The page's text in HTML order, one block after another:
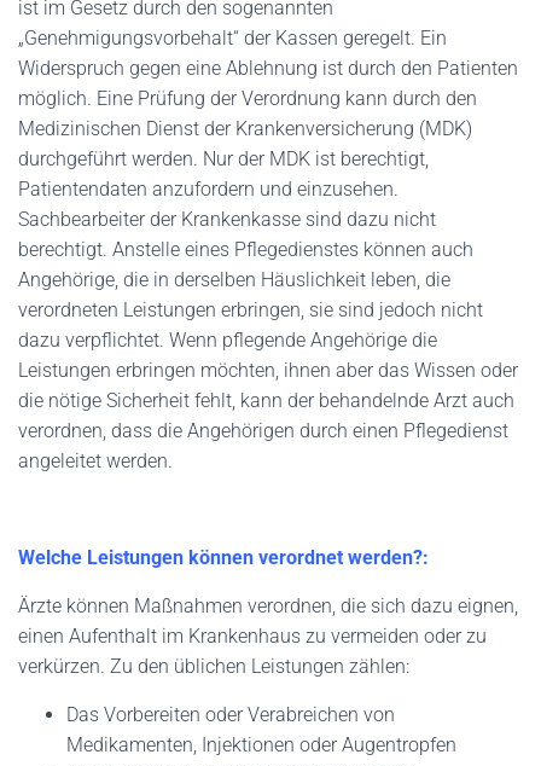
ist im Gesetz durch den sogenannten
„Genehmigungsvorbehalt“ der Kassen geregelt. Ein
Widerspruch gegen eine Ablehnung ist durch den Patienten
möglich. Eine Prüfung der Verordnung kann durch den
Medizinischen Dienst der Krankenversicherung (MDK)
durchgeführt werden. Nur der MDK ist berechtigt,
Patientendaten anzufordern und einzusehen.
Sachbearbeiter der Krankenkasse sind dazu nicht
berechtigt. Anstelle eines Pflegedienstes können auch
Angehörige, die in derselben Häuslichkeit leben, die
verordneten Leistungen erbringen, sie sind jedoch nicht
dazu verpflichtet. Wenn pflegende Angehörige die
Leistungen erbringen möchten, ihnen aber das Wissen oder
die nötige Sicherheit fehlt, kann der behandelnde Arzt auch
verordnen, dass die Angehörigen durch einen Pflegedienst
angeleitet werden.
Welche Leistungen können verordnet werden?:
Ärzte können Maßnahmen verordnen, die sich dazu eignen,
einen Aufenthalt im Krankenhaus zu vermeiden oder zu
verkürzen. Zu den üblichen Leistungen zählen:
Das Vorbereiten oder Verabreichen von
Medikamenten, Injektionen oder Augentropfen